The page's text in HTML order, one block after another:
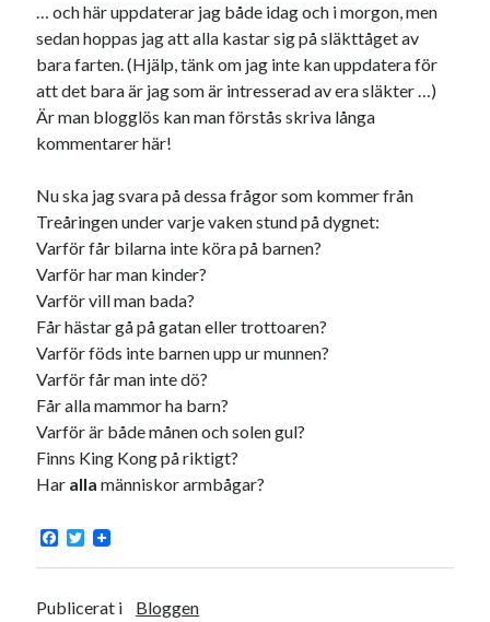
Meta
Logga in
Flöde för inlägg
Flöde för kommentarer
WordPress.org
Pejpalla!
… och här uppdaterar jag både idag och i morgon, men
sedan hoppas jag att alla kastar sig på släkttåget av
bara farten. (Hjälp, tänk om jag inte kan uppdatera för
att det bara är jag som är intresserad av era släkter …)
Är man blogglös kan man förstås skriva långa
kommentarer här!
Nu ska jag svara på dessa frågor som kommer från
Treåringen under varje vaken stund på dygnet:
Varför får bilarna inte köra på barnen?
Varför har man kinder?
Varför vill man bada?
Får hästar gå på gatan eller trottoaren?
Varför föds inte barnen upp ur munnen?
Varför får man inte dö?
Får alla mammor ha barn?
Varför är både månen och solen gul?
Finns King Kong på riktigt?
Har alla människor armbågar?
F
c
b
T
i
t
Publicerat i Bloggen